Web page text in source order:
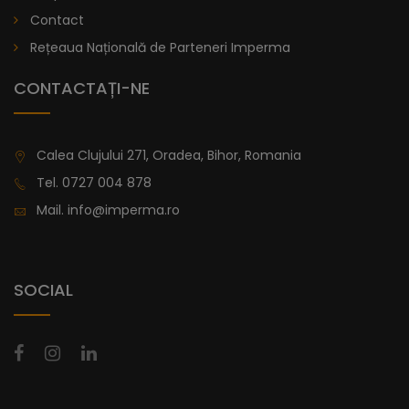
De la 996,47
Contact
Rețeaua Națională de Parteneri Imperma
CONTACTAȚI-NE
Calea Clujului 271, Oradea, Bihor, Romania
Tel. 0727 004 878
Mail. info@imperma.ro
SOCIAL